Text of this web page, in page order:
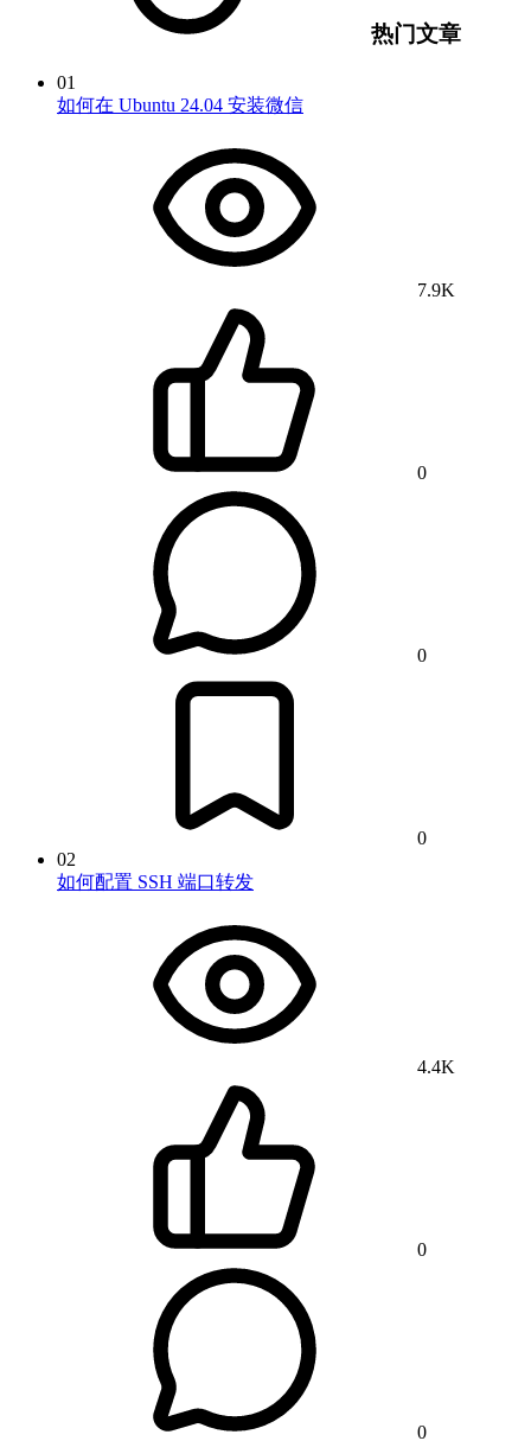
热门文章
01
如何在 Ubuntu 24.04 安装微信
7.9K
0
0
0
02
如何配置 SSH 端口转发
4.4K
0
0